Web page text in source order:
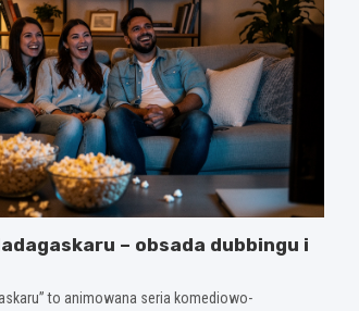
– obsada dubbingu i
to animowana seria komediowo-